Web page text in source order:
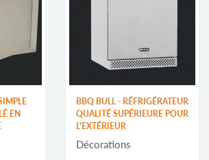
EN
BBQ BULL - RÉFRIGÉRATEUR
QUALITÉ SUPÉRIEURE POUR
L'EXTÉRIEUR
Décorations